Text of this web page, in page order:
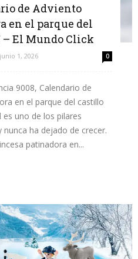
de Adviento
en el parque del
– El Mundo Click
junio 1, 2026 0
9008, Calendario de
en el parque del castillo
es uno de los pilares
ha dejado de crecer.
patinadora en...